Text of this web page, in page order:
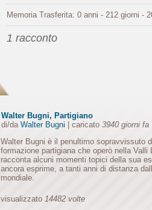
Memoria Trasferita: 0 anni - 212 giorni -
1 racconto
Walter Bugni, Partigiano
di/da Walter Bugni | caricato 3940 giorni fa
Walter Bugni è il penultimo sopravvissuto
formazione partigiana che operò nella
racconta alcuni momenti topici della sua
ancora esprime, a tanti anni di distanza
mondiale.
visualizzato 14482 volte